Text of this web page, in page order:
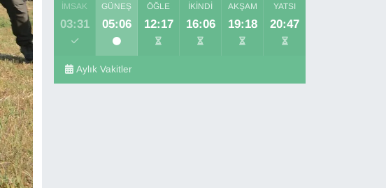
İMSAK
03:31
GÜNEŞ
05:06
ÖĞLE
12:17
İKINDI
16:06
AKŞAM
19:18
YATSI
20:47
Aylık Vakitler